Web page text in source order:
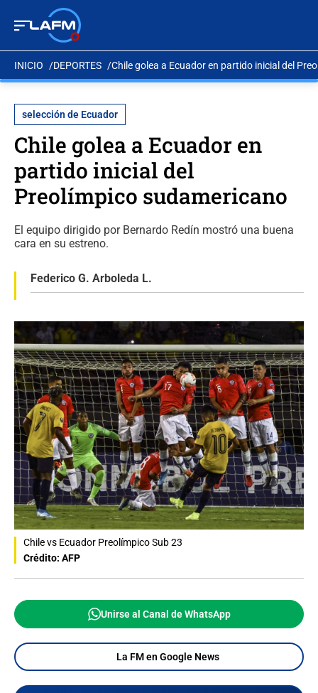
INICIO DEPORTES Chile golea a Ecuador en partido inicial del
selección de Ecuador
Chile golea a Ecuador en
partido inicial del
Preolímpico sudamericano
El equipo dirigido por Bernardo Redín mostró una buena
cara en su estreno.
Federico G. Arboleda L.
Chile vs Ecuador Preolímpico Sub 23
Crédito: AFP
Unirse al Canal de WhatsApp
La FM en Google News